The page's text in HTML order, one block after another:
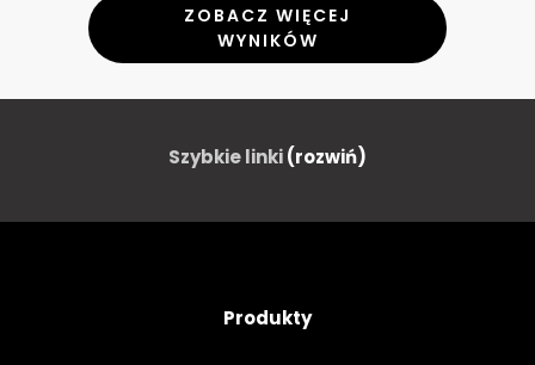
ZOBACZ WIĘCEJ
WYNIKÓW
Szybkie linki(rozwiń)
Produkty